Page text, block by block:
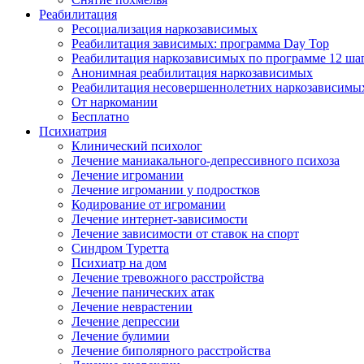
Реабилитация
Ресоциализация наркозависимых
Реабилитация зависимых: программа Day Top
Реабилитация наркозависимых по программе 12
Анонимная реабилитация наркозависимых
Реабилитация несовершеннолетних
От наркомании
Бесплатно
Психиатрия
Клинический психолог
Лечение маниакального-депрессивного психоза
Лечение игромании
Лечение игромании у подростков
Кодирование от игромании
Лечение интернет-зависимости
Лечение зависимости от ставок на спорт
Синдром Туретта
Психиатр на дом
Лечение тревожного расстройства
Лечение панических атак
Лечение неврастении
Лечение депрессии
Лечение булимии
Лечение биполярного расстройства